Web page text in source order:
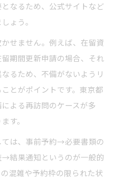
る際の東京都の実態とは
を自分で行うポイント
都のビザ申請は可能か
で自力申請する場合の注
の必要書類を徹底チェッ
請に必要な書類の確認方
なるため、公式サイトなど
ょう。
せません。例えば、在留資
期間更新申請の場合、それ
るため、不備がないようリ
とがポイントです。東京都
よる再訪問のケースが多
す。
は、事前予約→必要書類の
結果通知というのが一般的
混雑や予約枠の限られた状